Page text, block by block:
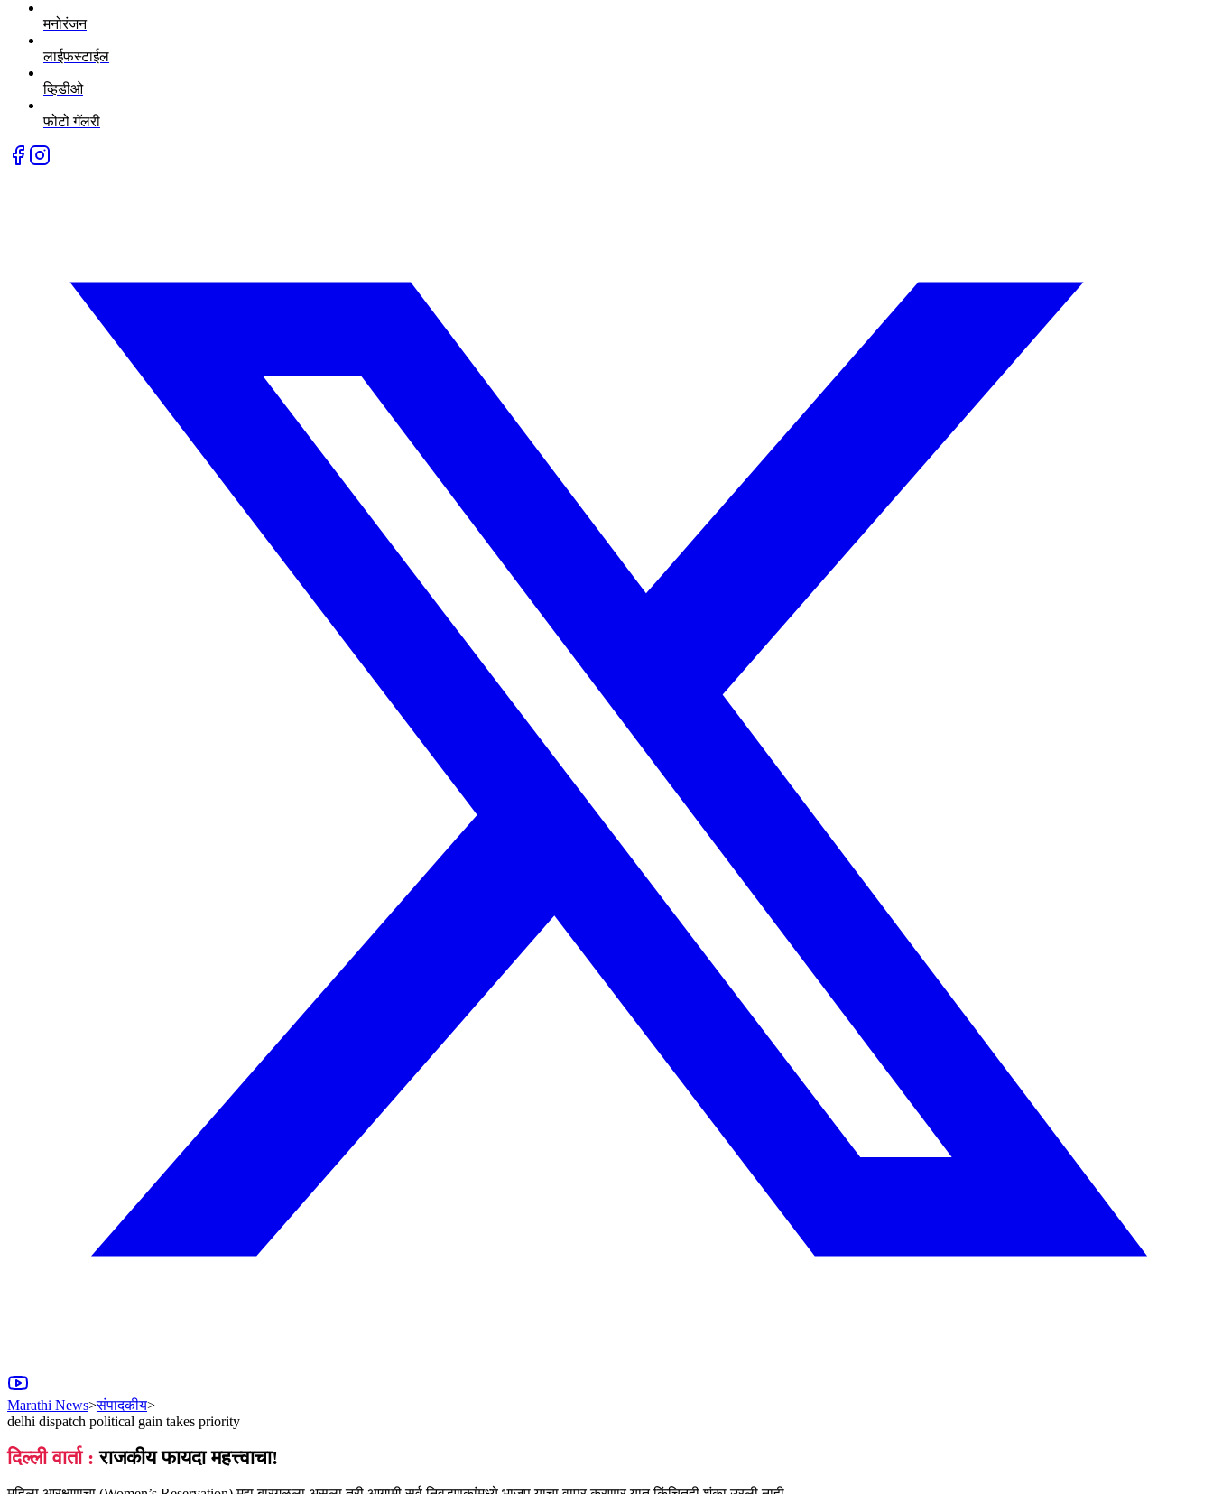
मनोरंजन
लाईफस्टाईल
व्हिडीओ
फोटो गॅलरी
Marathi News>संपादकीय>
delhi dispatch political gain takes priority
दिल्ली वार्ता : राजकीय फायदा महत्त्वाचा!